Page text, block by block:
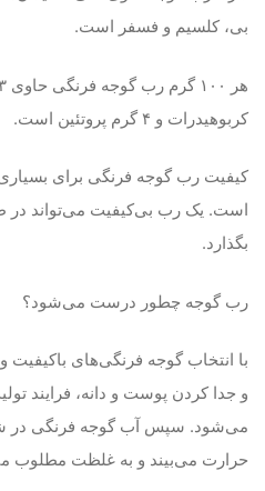
کلسیم و فسفر است.
و ۴ گرم پروتئین است.
رب گوجه فرنگی برای بسیاری
یک رب بی‌کیفیت می‌تواند در
گوجه چطور درست می‌شود؟
انتخاب گوجه فرنگی‌های باکیفیت
جدا کردن پوست و دانه، فرایند
سپس آب گوجه فرنگی در
می‌بیند و به غلظت مطلوب